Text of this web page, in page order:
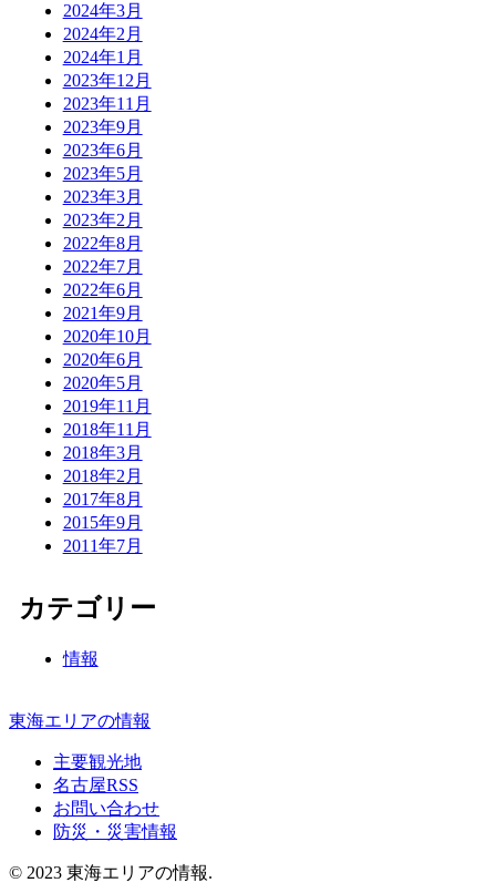
2024年3月
2024年2月
2024年1月
2023年12月
2023年11月
2023年9月
2023年6月
2023年5月
2023年3月
2023年2月
2022年8月
2022年7月
2022年6月
2021年9月
2020年10月
2020年6月
2020年5月
2019年11月
2018年11月
2018年3月
2018年2月
2017年8月
2015年9月
2011年7月
カテゴリー
情報
東海エリアの情報
主要観光地
名古屋RSS
お問い合わせ
防災・災害情報
© 2023 東海エリアの情報.